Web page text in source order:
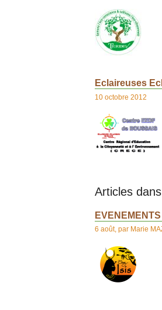
Eclaireuses
10 octobre 2012
Articles
6 août, par Marie